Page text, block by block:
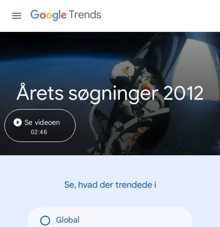
Trends
Årets søgninger 2012
Se videoen
02:46
Se, hvad der trendede i
Global